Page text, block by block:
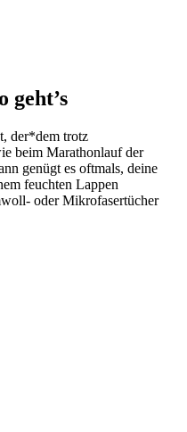
geht’s
der*dem trotz
beim Marathonlauf der
genügt es oftmals, deine
feuchten Lappen
oder Mikrofasertücher